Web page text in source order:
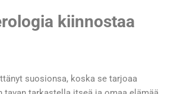
kiinnostaa
suosionsa, koska se tarjoaa